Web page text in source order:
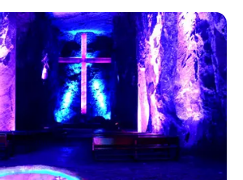
You Better Sit Down Before You